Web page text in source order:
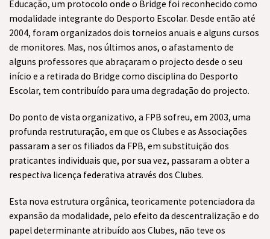
Educação, um protocolo onde o Bridge foi reconhecido como
modalidade integrante do Desporto Escolar. Desde então até
2004, foram organizados dois torneios anuais e alguns cursos
de monitores. Mas, nos últimos anos, o afastamento de
alguns professores que abraçaram o projecto desde o seu
início e a retirada do Bridge como disciplina do Desporto
Escolar, tem contribuído para uma degradação do projecto.
Do ponto de vista organizativo, a FPB sofreu, em 2003, uma
profunda restruturação, em que os Clubes e as Associações
passaram a ser os filiados da FPB, em substituição dos
praticantes individuais que, por sua vez, passaram a obter a
respectiva licença federativa através dos Clubes.
Esta nova estrutura orgânica, teoricamente potenciadora da
expansão da modalidade, pelo efeito da descentralização e do
papel determinante atribuído aos Clubes, não teve os